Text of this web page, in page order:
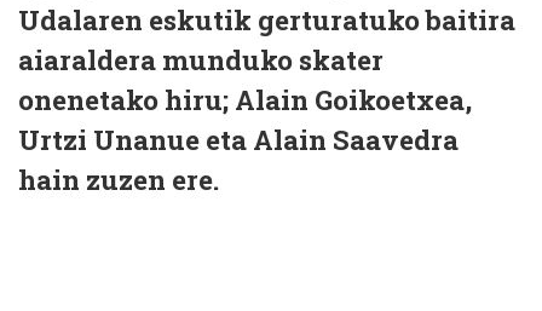
Udalaren eskutik gerturatuko baitira
aiaraldera munduko skater
onenetako hiru; Alain Goikoetxea,
Urtzi Unanue eta Alain Saavedra
hain zuzen ere.